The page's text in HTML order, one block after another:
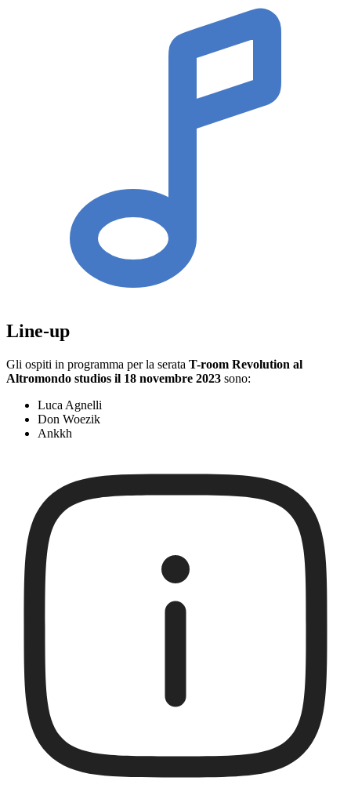
Line-up
Gli ospiti in programma per la serata T-room Revolution al
Altromondo studios il 18 novembre 2023 sono:
Luca Agnelli
Don Woezik
Ankkh